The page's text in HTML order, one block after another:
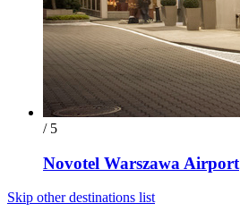
/ 5
Novotel Warszawa Airport
Skip other destinations list